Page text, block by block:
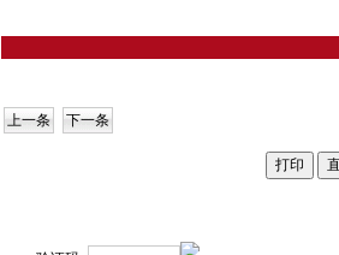
上一条 下一条